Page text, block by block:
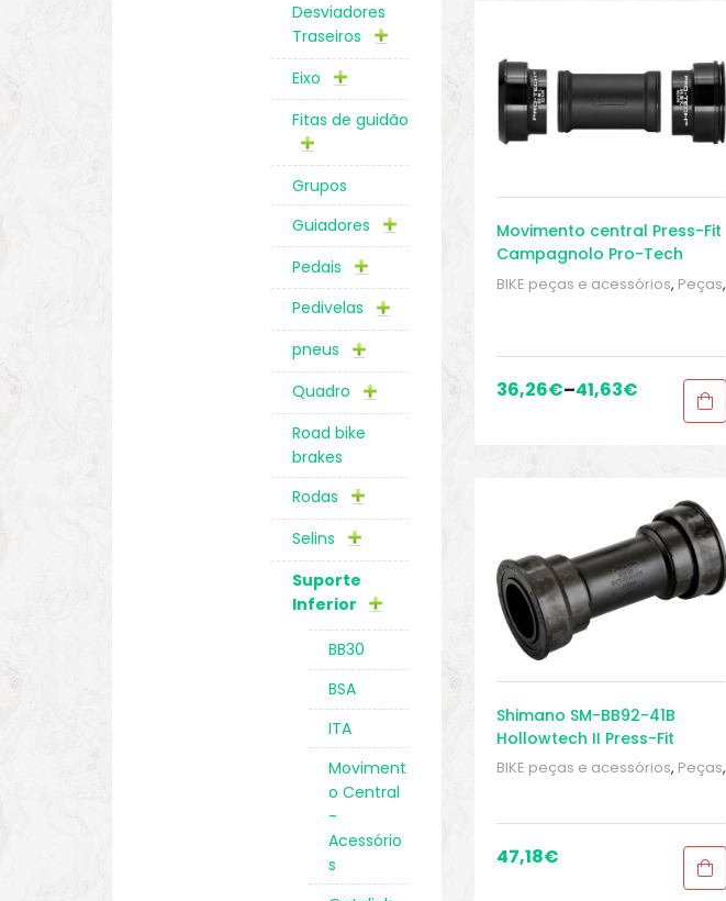
Movimento central Press-Fit
Campagnolo Pro-Tech
BIKE peças e acessórios, Peças,
36,26€–41,63€
Shimano SM-BB92-41B
Hollowtech II Press-Fit
Movimento Central
BIKE peças e acessórios, Peças,
Inferior
47,18€
Desviadores
Traseiros
Eixo
Fitas de guidão
Grupos
Guiadores
Pedais
Pedivelas
pneus
Quadro
Road bike
brakes
Rodas
Selins
Suporte
Inferior
BB30
BSA
ITA
Moviment
o Central
-
Acessório
s